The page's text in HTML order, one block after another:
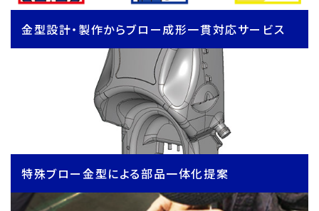
金型設計・製作からブロー成形一貫対応サービス
特殊ブロー金型による部品一体化提案